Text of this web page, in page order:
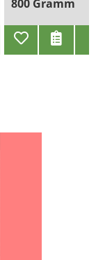
800 Gramm